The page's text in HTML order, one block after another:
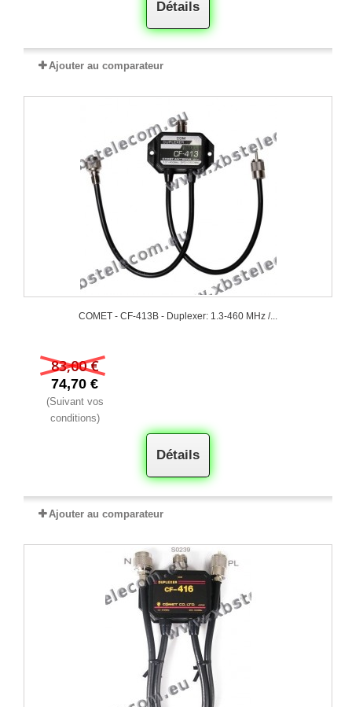
Détails
Ajouter au comparateur
COMET - CF-413B - Duplexer: 1.3-460 MHz /...
83,00 €
74,70 €
(Suivant vos
conditions)
Détails
Ajouter au comparateur